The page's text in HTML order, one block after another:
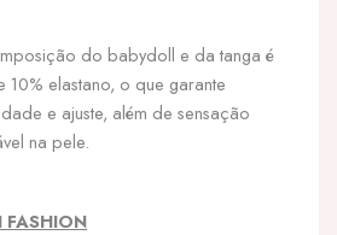
do babydoll e da tanga é
elastano, o que garante
e ajuste, além de sensação
na pele.
FASHION